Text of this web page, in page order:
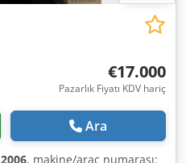
€17.000
Pazarlık Fiyatı KDV hariç
Ara
2006, makine/araç numarası: